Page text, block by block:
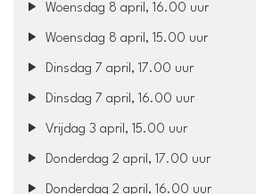
Woensdag 8 april, 16.00 uur
Woensdag 8 april, 15.00 uur
Dinsdag 7 april, 17.00 uur
Dinsdag 7 april, 16.00 uur
Vrijdag 3 april, 15.00 uur
Donderdag 2 april, 17.00 uur
Donderdag 2 april, 16.00 uur